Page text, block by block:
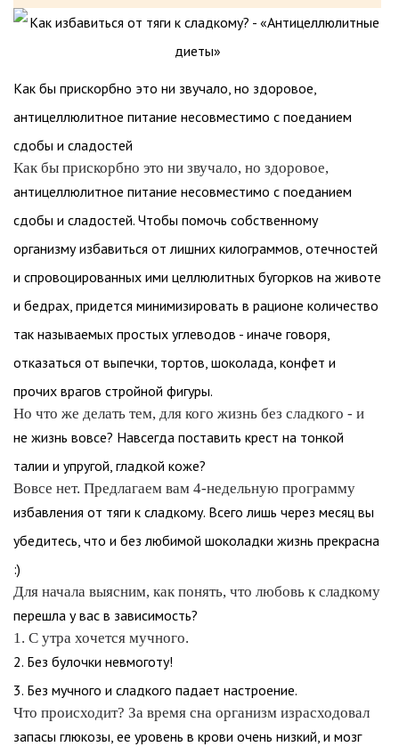
Как бы прискорбно это ни звучало, но здоровое,
антицеллюлитное питание несовместимо с поеданием
сдобы и сладостей
Как бы прискорбно это ни звучало, но здоровое,
антицеллюлитное питание несовместимо с поеданием
сдобы и сладостей. Чтобы помочь собственному
организму избавиться от лишних килограммов, отечностей
и спровоцированных ими целлюлитных бугорков на животе
и бедрах, придется минимизировать в рационе количество
так называемых простых углеводов - иначе говоря,
отказаться от выпечки, тортов, шоколада, конфет и
прочих врагов стройной фигуры.
Но что же делать тем, для кого жизнь без сладкого - и
не жизнь вовсе? Навсегда поставить крест на тонкой
талии и упругой, гладкой коже?
Вовсе нет. Предлагаем вам 4-недельную программу
избавления от тяги к сладкому. Всего лишь через месяц вы
убедитесь, что и без любимой шоколадки жизнь прекрасна
:)
Для начала выясним, как понять, что любовь к сладкому
перешла у вас в зависимость?
1. С утра хочется мучного.
2. Без булочки невмоготу!
3. Без мучного и сладкого падает настроение.
Что происходит? За время сна организм израсходовал
запасы глюкозы, ее уровень в крови очень низкий, и мозг